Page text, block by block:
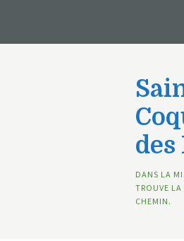
DANS LA
TROUVE
CHEMIN.